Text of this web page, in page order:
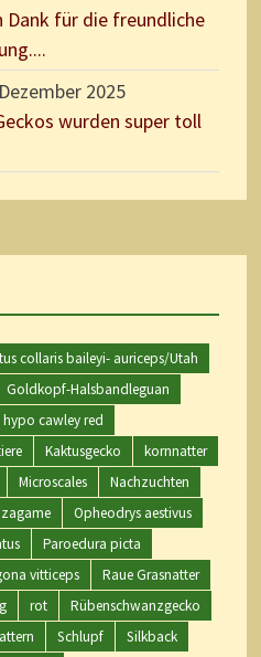
Dank für die freundliche
2025
wurden super toll
collaris baileyi- auriceps/Utah
Goldkopf-Halsbandleguan
hypo cawley red
Kaktusgecko
kornnatter
Microscales
Nachzuchten
Opheodrys aestivus
Paroedura picta
vitticeps
Raue Grasnatter
rot
Rübenschwanzgecko
Schlupf
Silkback